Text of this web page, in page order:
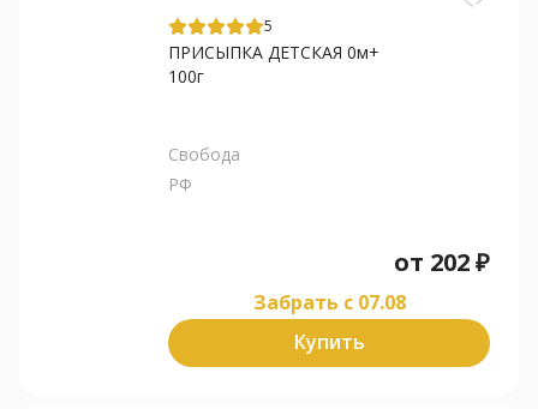
5
ПРИСЫПКА ДЕТСКАЯ 0м+
100г
Свобода
РФ
от 202₽
Забрать c 07.08
Купить